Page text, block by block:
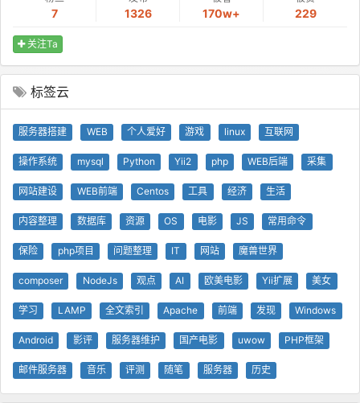
7 1326 170w+ 229
关注Ta
标签云
服务器搭建 WEB 个人爱好 游戏 linux 互联网
操作系统 mysql Python Yii2 php WEB后端 采集
网站建设 WEB前端 Centos 工具 经济 生活
内容整理 数据库 资源 OS 电影 JS 常用命令
保险 php项目 问题整理 IT 网站 魔兽世界
composer NodeJs 观点 AI 欧美电影 Yii扩展 美女
学习 LAMP 全文索引 Apache 前端 发现 Windows
Android 影评 服务器维护 国产电影 uwow PHP框架
邮件服务器 音乐 评测 随笔 服务器 历史